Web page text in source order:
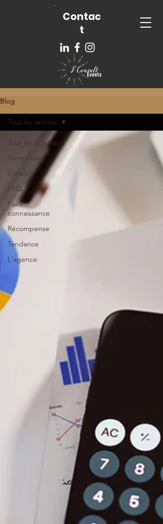
Contac
t
Blog
Tous les articles
Animations
Conseil
FAQ
Faire
connaissance
Récompense
Tendance
L'agence
Tous les articles